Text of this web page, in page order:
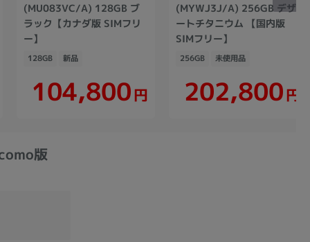
(MU083VC/A) 128GB ブ
ラック【カナダ版 SIMフリ
ー】
128GB 新品
104,800円
(MYWJ3J/A) 256GB デザ
ートチタニウム 【国内版
SIMフリー】
256GB 未使用品
202,800円
版